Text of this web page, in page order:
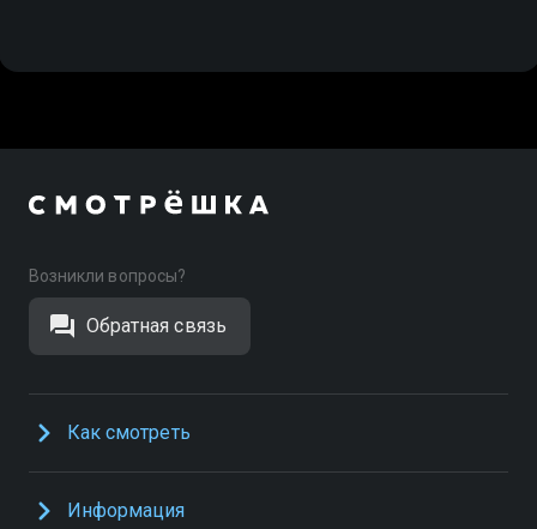
Возникли вопросы?
Обратная связь
Как смотреть
Информация